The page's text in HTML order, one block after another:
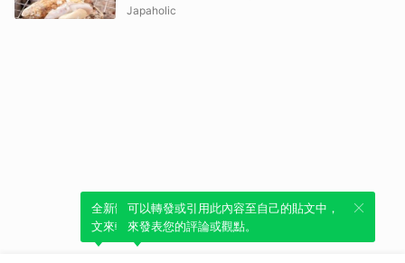
Japaholic
全新體驗！一鍵引用此內容，透過發布貼
文來輕鬆表達個人立場。
可以轉發或引用此內容至自己的貼文中，
來發表您的評論或觀點。